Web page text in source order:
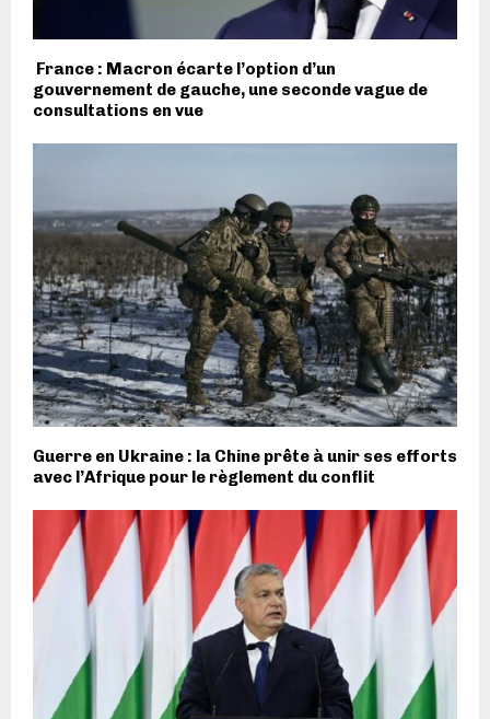
France : Macron écarte l’option d’un
gouvernement de gauche, une seconde vague de
consultations en vue
Guerre en Ukraine : la Chine prête à unir ses efforts
avec l’Afrique pour le règlement du conflit